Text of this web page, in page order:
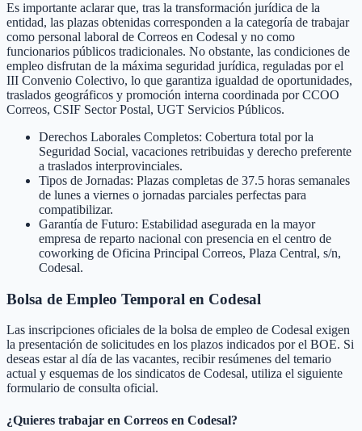
Es importante aclarar que, tras la transformación jurídica de la
entidad, las plazas obtenidas corresponden a la categoría de trabajar
como personal laboral de Correos en Codesal y no como
funcionarios públicos tradicionales. No obstante, las condiciones de
empleo disfrutan de la máxima seguridad jurídica, reguladas por el
III Convenio Colectivo, lo que garantiza igualdad de oportunidades,
traslados geográficos y promoción interna coordinada por CCOO
Correos, CSIF Sector Postal, UGT Servicios Públicos.
Derechos Laborales Completos: Cobertura total por la
Seguridad Social, vacaciones retribuidas y derecho preferente
a traslados interprovinciales.
Tipos de Jornadas: Plazas completas de 37.5 horas semanales
de lunes a viernes o jornadas parciales perfectas para
compatibilizar.
Garantía de Futuro: Estabilidad asegurada en la mayor
empresa de reparto nacional con presencia en el centro de
coworking de Oficina Principal Correos, Plaza Central, s/n,
Codesal.
Bolsa de Empleo Temporal en Codesal
Las inscripciones oficiales de la bolsa de empleo de Codesal exigen
la presentación de solicitudes en los plazos indicados por el BOE. Si
deseas estar al día de las vacantes, recibir resúmenes del temario
actual y esquemas de los sindicatos de Codesal, utiliza el siguiente
formulario de consulta oficial.
¿Quieres trabajar en Correos en Codesal?